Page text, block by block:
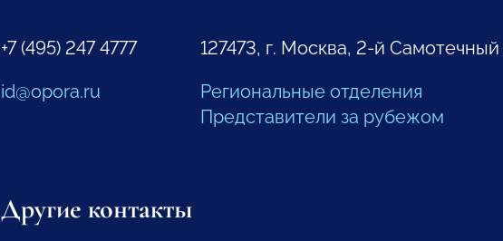
+7 (495) 247 4777
id@opora.ru
127473, г. Москва, 2-й Самотечный
Региональные отделения
Представители за рубежом
Другие контакты